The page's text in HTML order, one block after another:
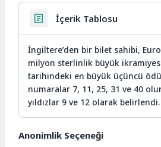
İçerik Tablosu
İngiltere’den bir bilet sahibi,
milyon sterlinlik büyük
tarihindeki en büyük üçüncü
numaralar 7, 11, 25, 31 ve 40
yıldızlar 9 ve 12 olarak belirlendi.
Anonimlik Seçeneği